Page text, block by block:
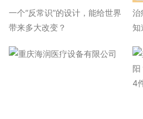
一个“反常识”的设计，能给世界
带来多大改变？
治
知